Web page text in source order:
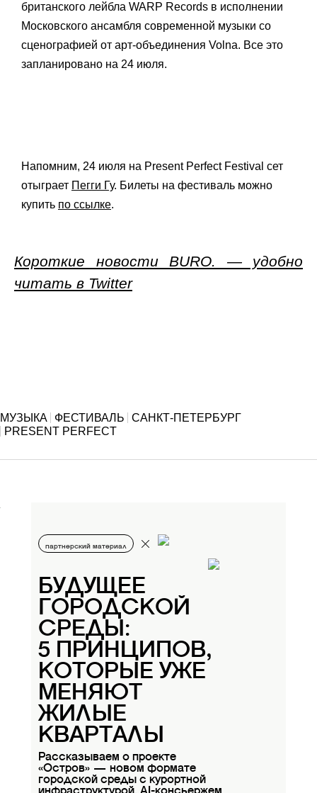
британского лейбла WARP Records в исполнении
Московского ансамбля современной музыки со
сценографией от арт-объединения Volna. Все это
запланировано на 24 июля.
Напомним, 24 июля на Present Perfect Festival сет
отыграет Пегги Гу. Билеты на фестиваль можно
купить по ссылке.
Короткие новости BURO. — удобно
читать в Twitter
МУЗЫКА ФЕСТИВАЛЬ
САНКТ-ПЕТЕРБУРГ
PRESENT PERFECT
партнерский материал
БУДУЩЕЕ
ГОРОДСКОЙ
СРЕДЫ:
5 ПРИНЦИПОВ,
КОТОРЫЕ УЖЕ
МЕНЯЮТ
ЖИЛЫЕ
КВАРТАЛЫ
Рассказываем о проекте
«Остров» — новом формате
городской среды с курортной